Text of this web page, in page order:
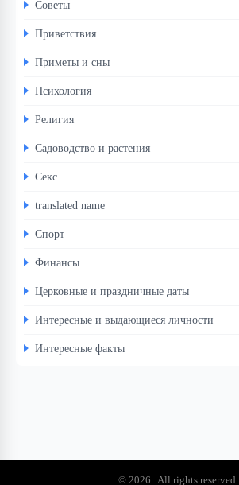
Советы
Приветствия
Приметы и сны
Психология
Религия
Садоводство и растения
Секс
translated name
Спорт
Финансы
Церковные и праздничные даты
Интересные и выдающиеся личности
Интересные факты
© 2026 . All rights reserved.